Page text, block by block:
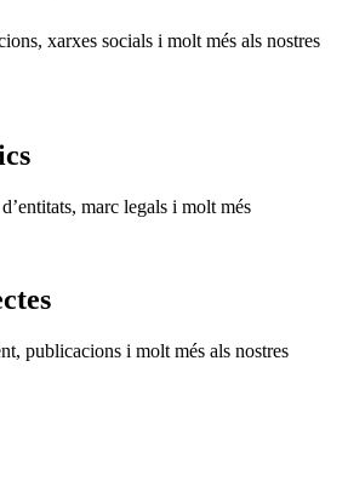
xarxes socials i molt més als nostres
marc legals i molt més
publicacions i molt més als nostres